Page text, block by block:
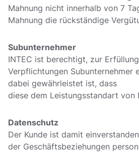
Mahnung nicht innerhalb von 7
Mahnung die rückständige
Subunternehmer
INTEC ist berechtigt, zur
Verpflichtungen Subunternehmer
dabei gewährleistet ist, dass
diese dem Leistungsstandart von
Datenschutz
Der Kunde ist damit
der Geschäftsbeziehungen